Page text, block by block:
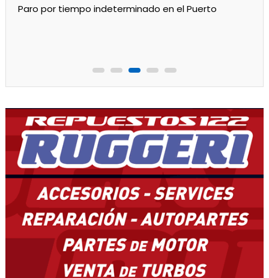
Por mejoras en el servicio cortan el agua de 11 a 15